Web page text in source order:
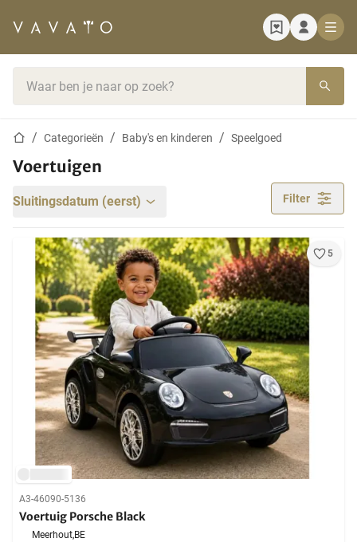
StartpaginaCategorieën Baby's en kinderen Speelgoed
Voertuigen
Sluitingsdatum (eerst) Filter
5
A3-46090-5136
Voertuig Porsche Black
Meerhout,BE